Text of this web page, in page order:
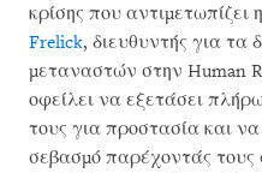
κρίσης που
Frelick, διευθυντής για
μεταναστών στην Human
οφείλει να εξετάσει
τους για προστασία και
σεβασμό παρέχοντάς